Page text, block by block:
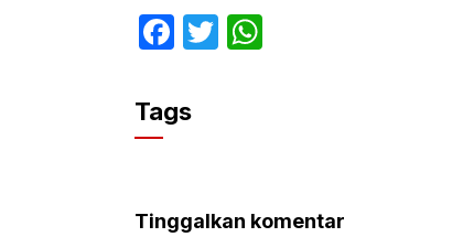
F
c
e
o
T
p
Tags
Tinggalkan komentar